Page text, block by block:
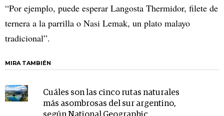
“Por ejemplo, puede esperar Langosta Thermidor, filete de
ternera a la parrilla o Nasi Lemak, un plato malayo
tradicional”.
MIRA TAMBIÉN
Cuáles son las cinco rutas naturales
más asombrosas del sur argentino,